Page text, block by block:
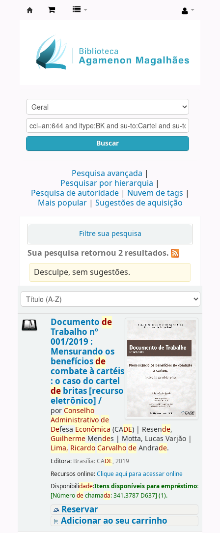
Agamenon
Magalhães
Buscar
Pesquisa avançada
Pesquisar por hierarquia
Pesquisa de autoridade
Nuvem de tags
Mais popular
Sugestões de aquisição
Filtre sua pesquisa
Sua pesquisa retornou 2 resultados.
Desculpe, sem sugestões.
Documento de
Trabalho nº
001/2019 :
Mensurando os
benefíciosde
combate à cartéis
: o caso do cartel
debritas [recurso
eletrônico] /
porConselho
Administrativo de
Defesa Econômica (CADE)| Resende,
GuilhermeMendes | Motta, Lucas Varjão|
Lima, Ricardo Carvalho deAndrade.
Editora: Brasília: CADE, 2019
Recursos online:Clique aqui para acessar online
Disponibilidade:Itens disponíveis para empréstimo:
[Númerodechamada:341.3787 D637] (1).
Reservar
Adicionar ao seu carrinho